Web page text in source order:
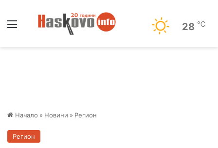
28 ℃
Начало » Новини » Регион
Регион